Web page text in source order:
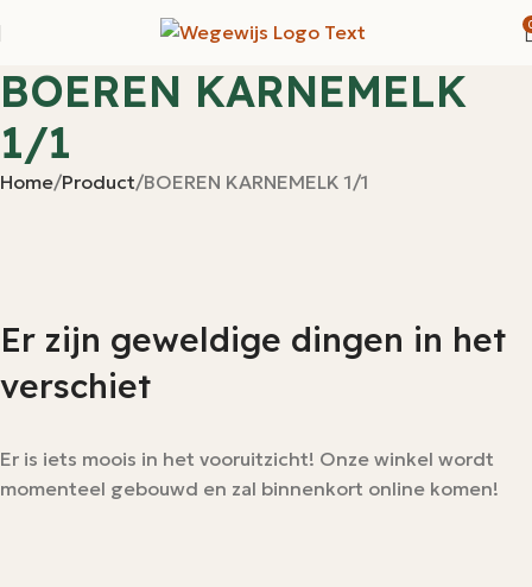
BOEREN KARNEMELK
1/1
Home Product BOEREN KARNEMELK 1/1
Er zijn geweldige dingen in het
verschiet
Er is iets moois in het vooruitzicht! Onze winkel wordt
momenteel gebouwd en zal binnenkort online komen!